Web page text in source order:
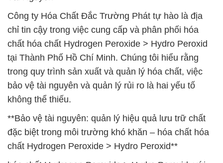
Công ty Hóa Chất Đắc Trường Phát tự hào là địa
chỉ tin cậy trong việc cung cấp và phân phối hóa
chất hóa chất Hydrogen Peroxide > Hydro Peroxid
tại Thành Phố Hồ Chí Minh. Chúng tôi hiểu rằng
trong quy trình sản xuất và quản lý hóa chất, việc
bảo vệ tài nguyên và quản lý rủi ro là hai yếu tố
không thể thiếu.
**Bảo vệ tài nguyên: quản lý hiệu quả lưu trữ chất
đặc biệt trong môi trường khó khăn – hóa chất hóa
chất Hydrogen Peroxide > Hydro Peroxid**